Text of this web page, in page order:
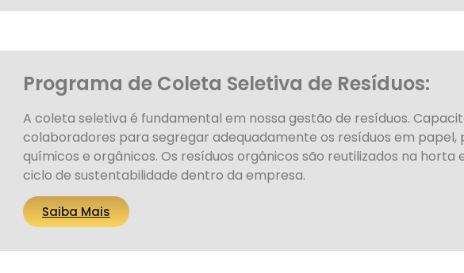
Programa de Coleta Seletiva de Resíduos:
A coleta seletiva é fundamental em nossa gestão de resíduos.
colaboradores para segregar adequadamente os resíduos em papel,
químicos e orgânicos. Os resíduos orgânicos são reutilizados na horta
ciclo de sustentabilidade dentro da empresa.
Saiba Mais